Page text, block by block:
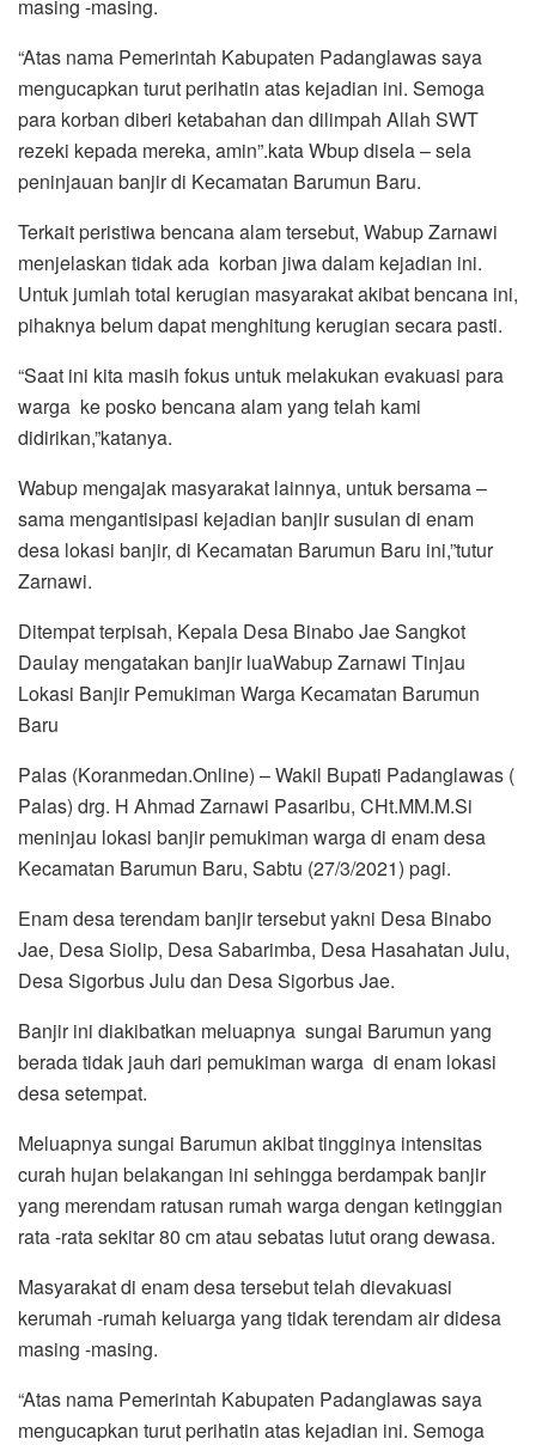
masing -masing.
“Atas nama Pemerintah Kabupaten Padanglawas saya
mengucapkan turut perihatin atas kejadian ini. Semoga
para korban diberi ketabahan dan dilimpah Allah SWT
rezeki kepada mereka, amin”.kata Wbup disela – sela
peninjauan banjir di Kecamatan Barumun Baru.
Terkait peristiwa bencana alam tersebut, Wabup Zarnawi
menjelaskan tidak ada korban jiwa dalam kejadian ini.
Untuk jumlah total kerugian masyarakat akibat bencana ini,
pihaknya belum dapat menghitung kerugian secara pasti.
“Saat ini kita masih fokus untuk melakukan evakuasi para
warga ke posko bencana alam yang telah kami
didirikan,”katanya.
Wabup mengajak masyarakat lainnya, untuk bersama –
sama mengantisipasi kejadian banjir susulan di enam
desa lokasi banjir, di Kecamatan Barumun Baru ini,”tutur
Zarnawi.
Ditempat terpisah, Kepala Desa Binabo Jae Sangkot
Daulay mengatakan banjir luaWabup Zarnawi Tinjau
Lokasi Banjir Pemukiman Warga Kecamatan Barumun
Baru
Palas (Koranmedan.Online) – Wakil Bupati Padanglawas (
Palas) drg. H Ahmad Zarnawi Pasaribu, CHt.MM.M.Si
meninjau lokasi banjir pemukiman warga di enam desa
Kecamatan Barumun Baru, Sabtu (27/3/2021) pagi.
Enam desa terendam banjir tersebut yakni Desa Binabo
Jae, Desa Siolip, Desa Sabarimba, Desa Hasahatan Julu,
Desa Sigorbus Julu dan Desa Sigorbus Jae.
Banjir ini diakibatkan meluapnya sungai Barumun yang
berada tidak jauh dari pemukiman warga di enam lokasi
desa setempat.
Meluapnya sungai Barumun akibat tingginya intensitas
curah hujan belakangan ini sehingga berdampak banjir
yang merendam ratusan rumah warga dengan ketinggian
rata -rata sekitar 80 cm atau sebatas lutut orang dewasa.
Masyarakat di enam desa tersebut telah dievakuasi
kerumah -rumah keluarga yang tidak terendam air didesa
masing -masing.
“Atas nama Pemerintah Kabupaten Padanglawas saya
mengucapkan turut perihatin atas kejadian ini. Semoga